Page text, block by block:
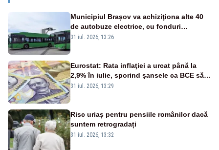
Municipiul Brașov va achiziţiona alte 40
de autobuze electrice, cu fonduri
europene
31 iul. 2026, 13:26
Eurostat: Rata inflaţiei a urcat până la
2,9% în iulie, sporind şansele ca BCE să
majoreze dobânda
31 iul. 2026, 13:29
Risc uriaș pentru pensiile românilor dacă
suntem retrogradați
31 iul. 2026, 13:32